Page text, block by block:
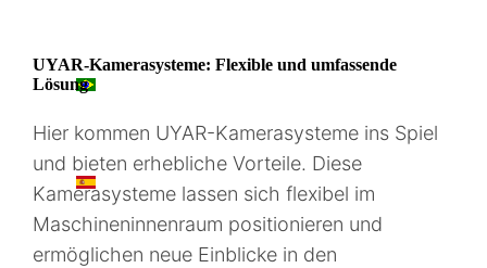
PT
ES
UYAR-Kamerasysteme: Flexible und umfassende
Lösung
Hier kommen UYAR-Kamerasysteme ins Spiel
und bieten erhebliche Vorteile. Diese
Kamerasysteme lassen sich flexibel im
Maschineninnenraum positionieren und
ermöglichen neue Einblicke in den